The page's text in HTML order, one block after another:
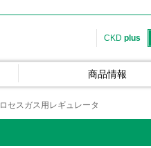
CKD plus
商品情報
セスガス用レギュレータ